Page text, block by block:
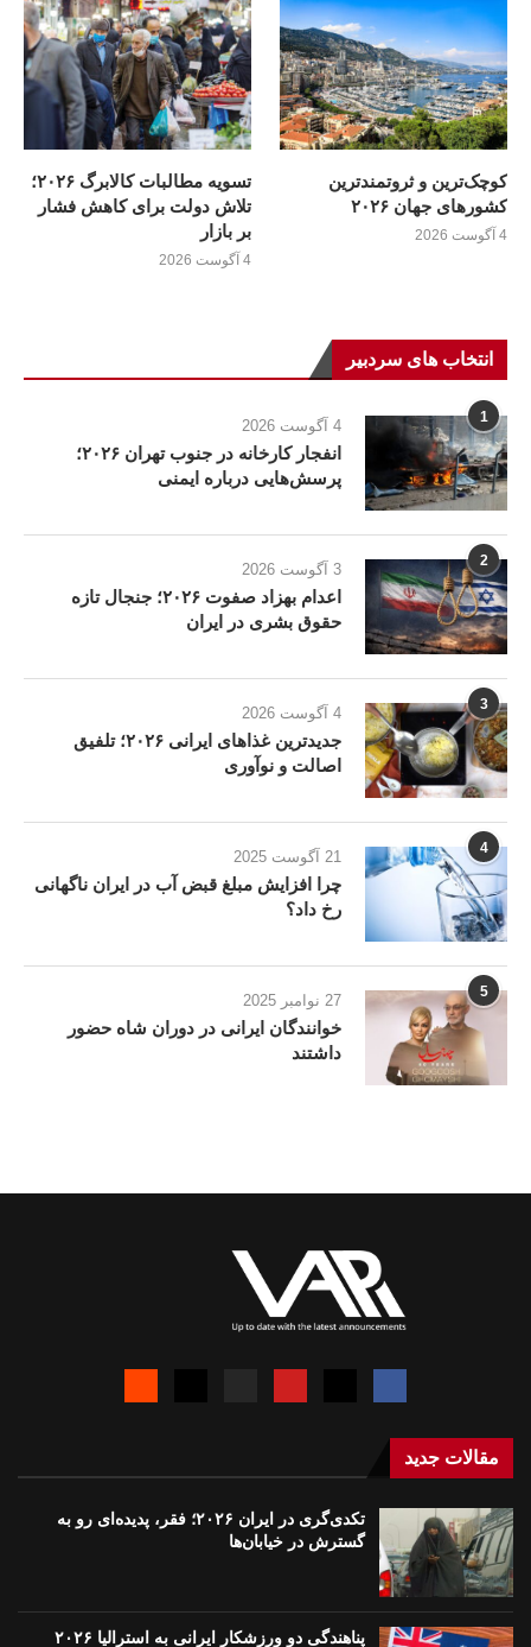
کوچک‌ترین و ثروتمندترین
کشورهای جهان ۲۰۲۶
4 آگوست 2026
تسویه مطالبات کالابرگ ۲۰۲۶؛
تلاش دولت برای کاهش فشار
بر بازار
4 آگوست 2026
انتخاب های سردبیر
1 4 آگوست 2026
انفجار کارخانه در جنوب تهران ۲۰۲۶؛
پرسش‌هایی درباره ایمنی
2 3 آگوست 2026
اعدام بهزاد صفوت ۲۰۲۶؛ جنجال تازه
حقوق بشری در ایران
3 4 آگوست 2026
جدیدترین غذاهای ایرانی ۲۰۲۶؛ تلفیق
اصالت و نوآوری
4 21 آگوست 2025
چرا افزایش مبلغ قبض آب در ایران ناگهانی
رخ داد؟
5 27 نوامبر 2025
خوانندگان ایرانی در دوران شاه حضور
داشتند
مقالات جدید
تکدی‌گری در ایران ۲۰۲۶؛ فقر، پدیده‌ای رو به
گسترش در خیابان‌ها
پناهندگی دو ورزشکار ایرانی به استرالیا ۲۰۲۶